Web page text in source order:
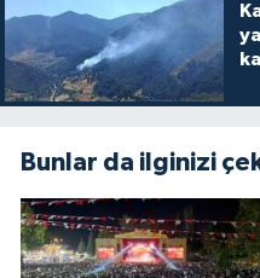
Bunlar da ilginizi